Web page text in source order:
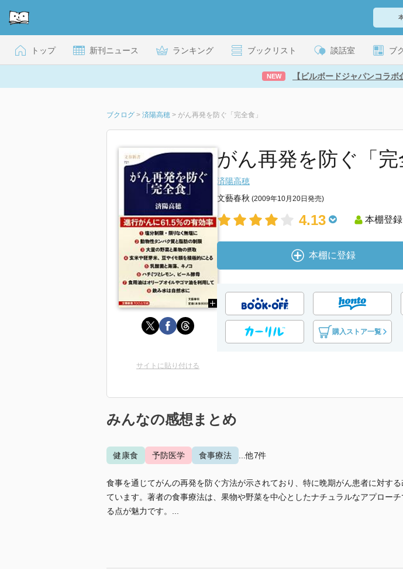
トップ 新刊ニュース ランキング ブックリスト 談話室 ブ
NEW 【ビルボードジャパンコラ
ブクログ > 済陽高穂 > がん再発を防ぐ「完全食」
がん再発を防ぐ「
済陽高穂
文藝春秋 (2009年10月20日発売)
4.13 本棚登録
本棚に登録
購入ストア一覧
サイトに貼り付ける
みんなの感想まとめ
健康食 予防医学 食事療法 ...他7件
食事を通じてがんの再発を防ぐ方法が示されており、特に晩期がん患者に対す
ています。著者の食事療法は、果物や野菜を中心としたナチュラルなアプロー
る点が魅力です。...